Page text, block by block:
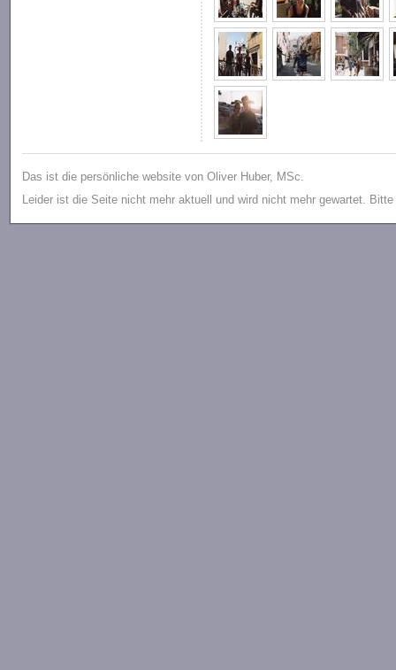
Das ist die persönliche website von Oliver Huber, MSc.
Leider ist die Seite nicht mehr aktuell und wird nicht mehr gewartet.